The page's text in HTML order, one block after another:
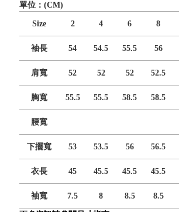
單位：(CM)
Size 2 4 6 8
袖長 54 54.5 55.5 56
肩寬 52 52 52 52.5
胸寬 55.5 55.5 58.5 58.5
腰寬
下擺寬 53 53.5 56 56.5
衣長 45 45.5 45.5 45.5
袖寬 7.5 8 8.5 8.5